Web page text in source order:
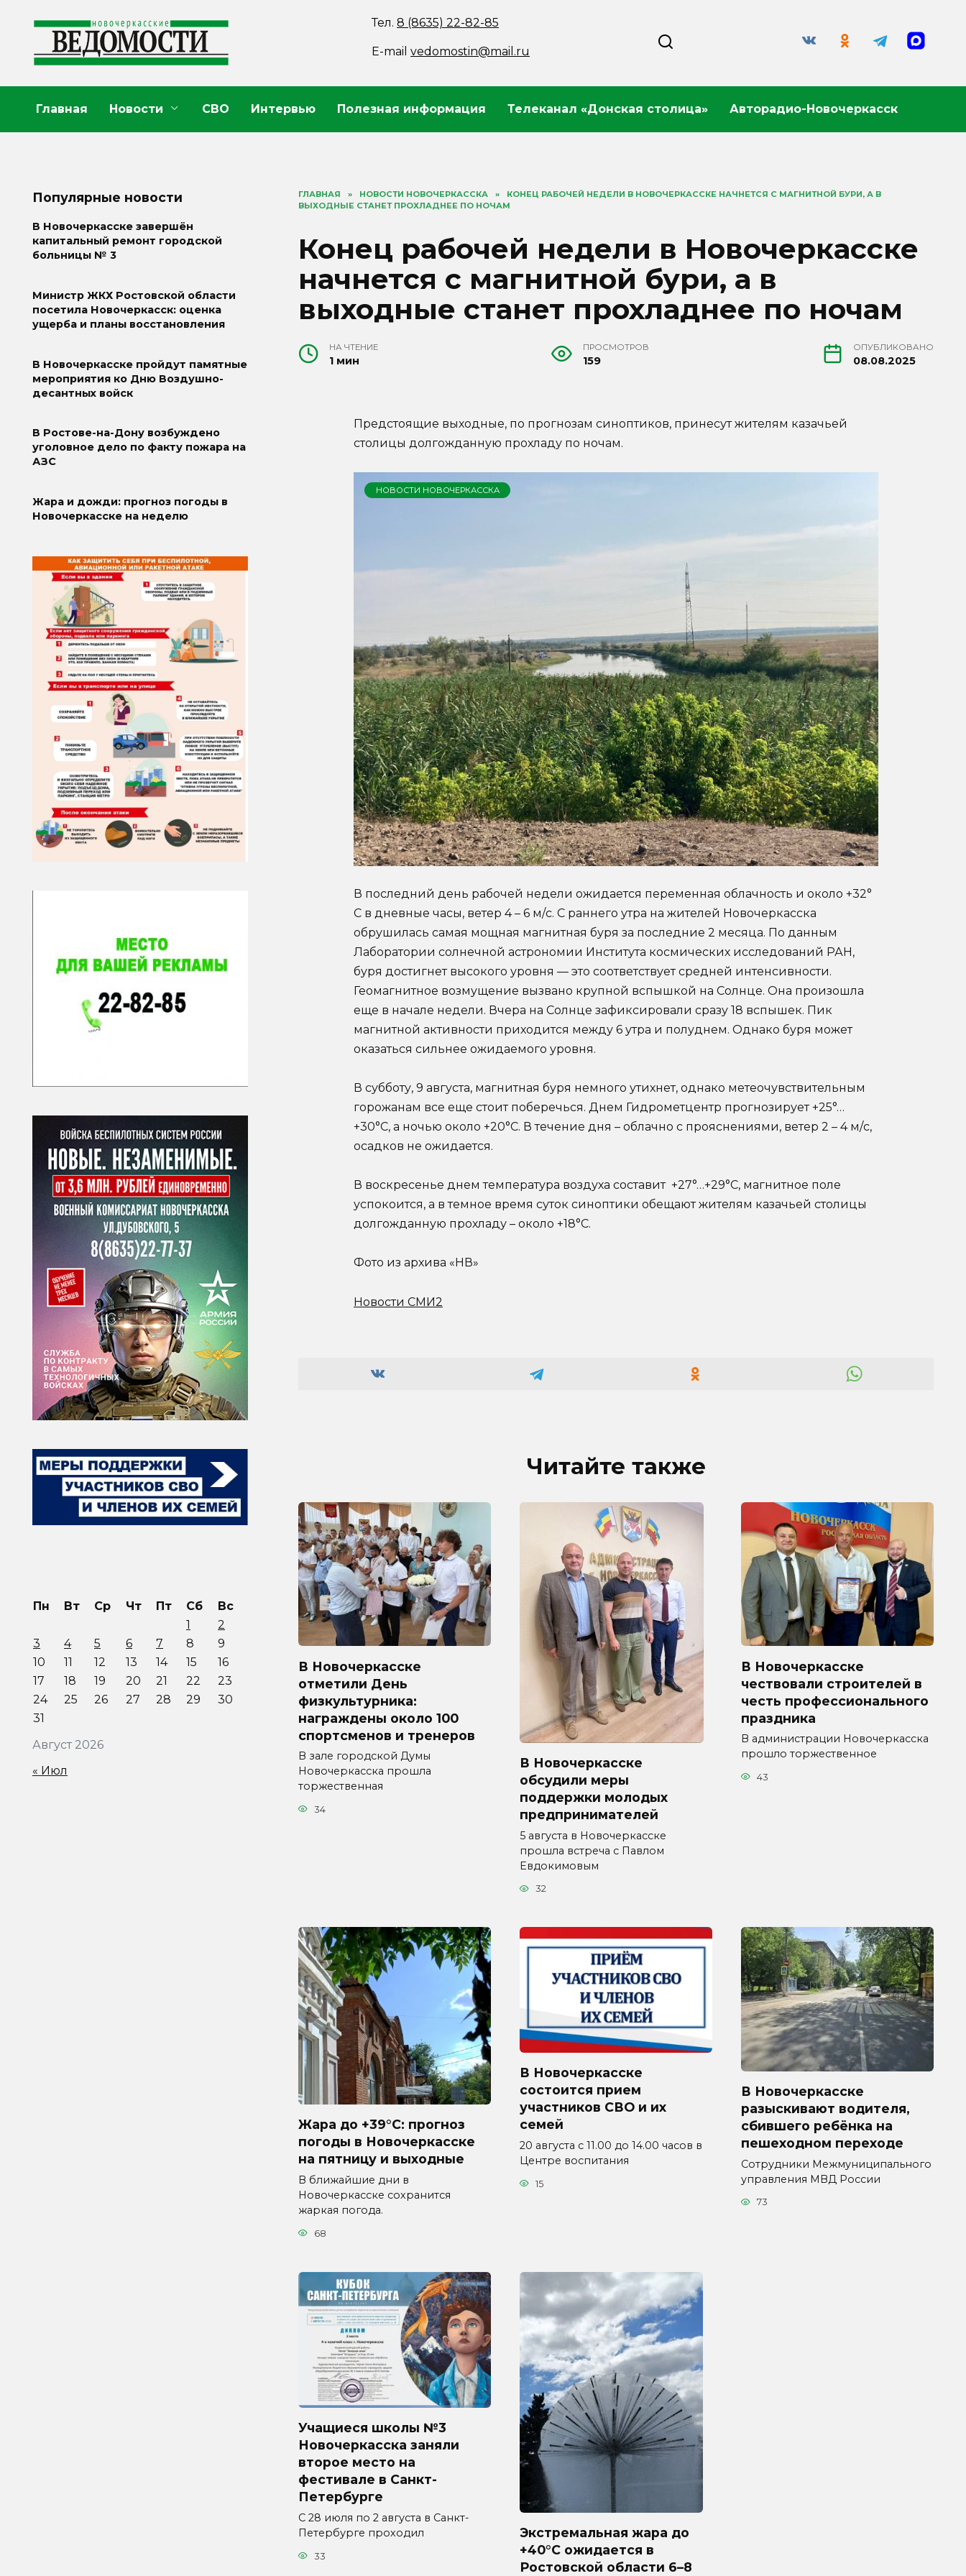
содержанию
Тел.8 (8635) 22-82-85
E-mailvedomostin@mail.ru
Главная Новости СВО Интервью Полезная информация Телеканал «Донская столица» Авторадио-Новочеркасск
ГЛАВНАЯ » НОВОСТИ НОВОЧЕРКАССКА »
КОНЕЦ РАБОЧЕЙ НЕДЕЛИ В НОВОЧЕРКАССКЕ НАЧНЕТСЯ С МАГНИТНОЙ БУРИ, А В
ВЫХОДНЫЕ СТАНЕТ ПРОХЛАДНЕЕ ПО НОЧАМ
Конец рабочей недели в Новочеркасске
начнется с магнитной бури, а в
выходные станет прохладнее по ночам
НА ЧТЕНИЕ
1 мин
ПРОСМОТРОВ
159
ОПУБЛИКОВАНО
08.08.2025
Предстоящие выходные, по прогнозам синоптиков, принесут жителям казачьей
столицы долгожданную прохладу по ночам.
НОВОСТИ НОВОЧЕРКАССКА
В последний день рабочей недели ожидается переменная облачность и около +32°
С в дневные часы, ветер 4 – 6 м/с. С раннего утра на жителей Новочеркасска
обрушилась самая мощная магнитная буря за последние 2 месяца. По данным
Лаборатории солнечной астрономии Института космических исследований РАН,
буря достигнет высокого уровня — это соответствует средней интенсивности.
Геомагнитное возмущение вызвано крупной вспышкой на Солнце. Она произошла
еще в начале недели. Вчера на Солнце зафиксировали сразу 18 вспышек. Пик
магнитной активности приходится между 6 утра и полуднем. Однако буря может
оказаться сильнее ожидаемого уровня.
В субботу, 9 августа, магнитная буря немного утихнет, однако метеочувствительным
горожанам все еще стоит поберечься. Днем Гидрометцентр прогнозирует +25°…
+30°С, а ночью около +20°С. В течение дня – облачно с прояснениями, ветер 2 – 4 м/с,
осадков не ожидается.
В воскресенье днем температура воздуха составит +27°…+29°С, магнитное поле
успокоится, а в темное время суток синоптики обещают жителям казачьей столицы
долгожданную прохладу – около +18°С.
Фото из архива «НВ»
Новости СМИ2
Читайте также
В Новочеркасске
отметили День
физкультурника:
награждены около 100
спортсменов и тренеров
В зале городской Думы
Новочеркасска прошла
торжественная
34
В Новочеркасске
обсудили меры
поддержки молодых
предпринимателей
5 августа в Новочеркасске
прошла встреча с Павлом
Евдокимовым
32
В Новочеркасске
чествовали строителей в
честь профессионального
праздника
В администрации Новочеркасска
прошло торжественное
43
Жара до +39°C: прогноз
погоды в Новочеркасске
на пятницу и выходные
В ближайшие дни в
Новочеркасске сохранится
жаркая погода.
68
В Новочеркасске
состоится прием
участников СВО и их
семей
20 августа с 11.00 до 14.00 часов в
Центре воспитания
15
В Новочеркасске
разыскивают водителя,
сбившего ребёнка на
пешеходном переходе
Сотрудники Межмуниципального
управления МВД России
73
Учащиеся школы №3
Новочеркасска заняли
второе место на
фестивале в Санкт-
Петербурге
С 28 июля по 2 августа в Санкт-
Петербурге проходил
33
Экстремальная жара до
+40°C ожидается в
Ростовской области 6–8
Популярные новости
В Новочеркасске завершён
капитальный ремонт городской
больницы № 3
Министр ЖКХ Ростовской области
посетила Новочеркасск: оценка
ущерба и планы восстановления
В Новочеркасске пройдут памятные
мероприятия ко Дню Воздушно-
десантных войск
В Ростове-на-Дону возбуждено
уголовное дело по факту пожара на
АЗС
Жара и дожди: прогноз погоды в
Новочеркасске на неделю
Август 2026
Пн Вт Ср Чт Пт Сб
Вс
1
2
3
4 5 6 7 8
9
10
11 12 13 14 15
16
17
18 19 20 21 22
23
24
25 26 27 28 29
30
31
« Июл